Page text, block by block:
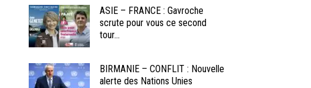
ASIE – FRANCE : Gavroche
scrute pour vous ce second
tour...
BIRMANIE – CONFLIT : Nouvelle
alerte des Nations Unies